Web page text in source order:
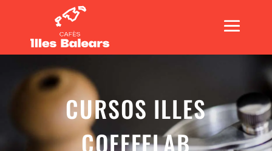
CURSOS ILLES
COFFEELAB